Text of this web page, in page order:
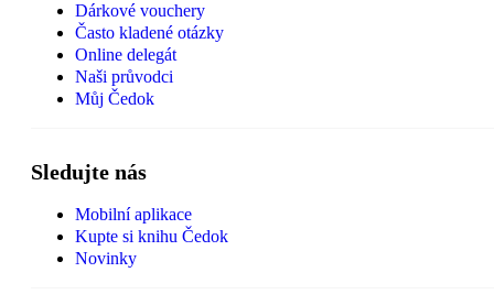
Dárkové vouchery
Často kladené otázky
Online delegát
Naši průvodci
Můj Čedok
Sledujte nás
Mobilní aplikace
Kupte si knihu Čedok
Novinky